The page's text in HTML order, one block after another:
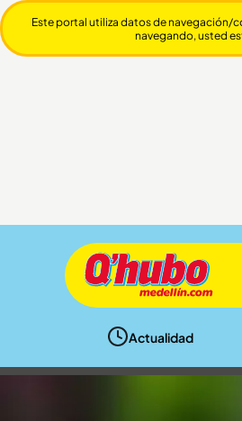
Actualidad
Este portal utiliza datos de navegación/
navegando, usted